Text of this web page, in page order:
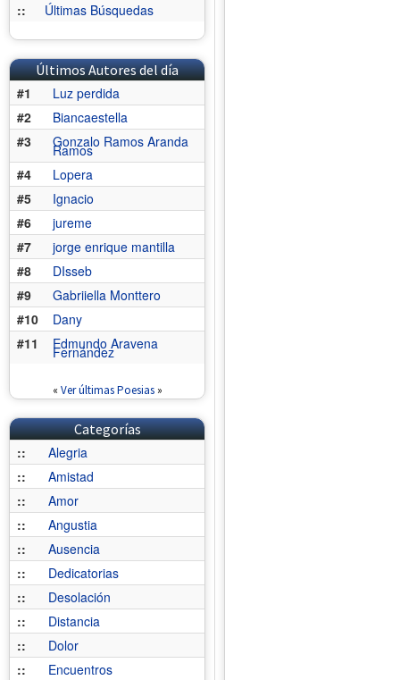
::
Últimas Búsquedas
Últimos Autores del día
#1
Luz perdida
#2
Biancaestella
#3
Gonzalo Ramos Aranda
Ramos
#4
Lopera
#5
Ignacio
#6
jureme
#7
jorge enrique mantilla
#8
DIsseb
#9
Gabriiella Monttero
#10
Dany
#11
Edmundo Aravena
Fernández
« Ver últimas Poesias»
Categorías
::
Alegria
::
Amistad
::
Amor
::
Angustia
::
Ausencia
::
Dedicatorias
::
Desolación
::
Distancia
::
Dolor
::
Encuentros